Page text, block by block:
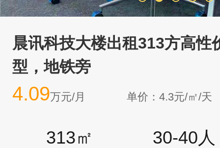
晨讯科技大楼出租313方高性
型，地铁旁
4.09万元/月 单价：4.3元/㎡/天
313㎡ 30-40人